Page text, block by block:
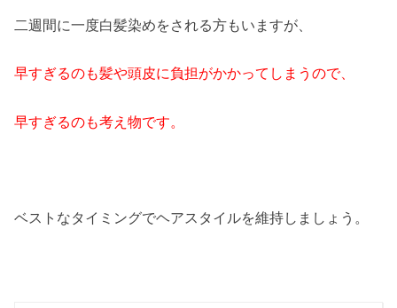
二週間に一度白髪染めをされる方もいますが、
早すぎるのも髪や頭皮に負担がかかってしまうので、
早すぎるのも考え物です。
ベストなタイミングでヘアスタイルを維持しましょう。